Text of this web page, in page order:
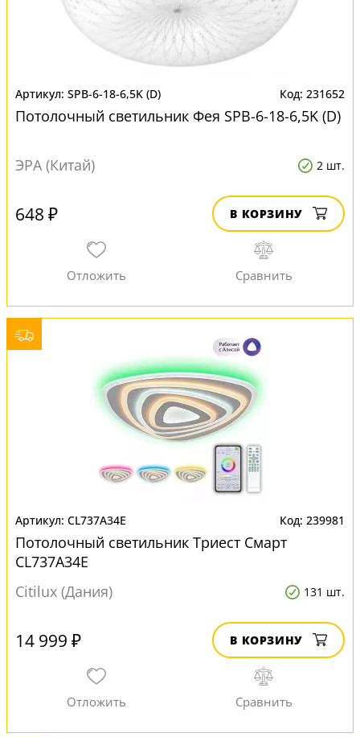
SPB-6-18-6,5K (D) 231652
Потолочный светильник Фея SPB-6-18-6,5K (D)
ЭРА (Китай) 2 шт.
648 ₽ В КОРЗИНУ
CL737A34E 239981
Потолочный светильник Триест Смарт
CL737A34E
Citilux (Дания)
131 шт.
14 999 ₽ В КОРЗИНУ